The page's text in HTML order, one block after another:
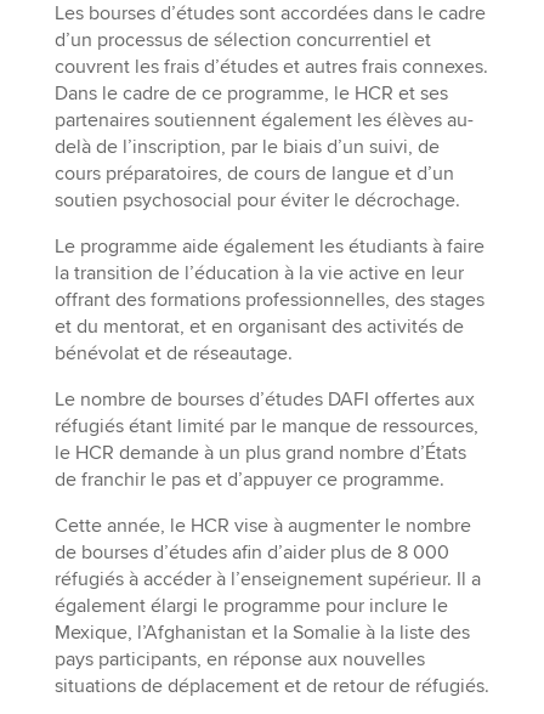
Les bourses d’études sont accordées dans le cadre
d’un processus de sélection concurrentiel et
couvrent les frais d’études et autres frais connexes.
Dans le cadre de ce programme, le HCR et ses
partenaires soutiennent également les élèves au-
delà de l’inscription, par le biais d’un suivi, de
cours préparatoires, de cours de langue et d’un
soutien psychosocial pour éviter le décrochage.
Le programme aide également les étudiants à faire
la transition de l’éducation à la vie active en leur
offrant des formations professionnelles, des stages
et du mentorat, et en organisant des activités de
bénévolat et de réseautage.
Le nombre de bourses d’études DAFI offertes aux
réfugiés étant limité par le manque de ressources,
le HCR demande à un plus grand nombre d’États
de franchir le pas et d’appuyer ce programme.
Cette année, le HCR vise à augmenter le nombre
de bourses d’études afin d’aider plus de 8 000
réfugiés à accéder à l’enseignement supérieur. Il a
également élargi le programme pour inclure le
Mexique, l’Afghanistan et la Somalie à la liste des
pays participants, en réponse aux nouvelles
situations de déplacement et de retour de réfugiés.